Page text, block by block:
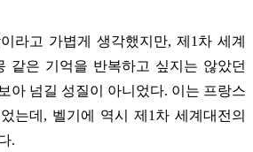
라고 가볍게 생각했지만, 제1차 세계
같은 기억을 반복하고 싶지는 않았던
아 넘길 성질이 아니었다. 이는 프랑스
는데, 벨기에 역시 제1차 세계대전의
.